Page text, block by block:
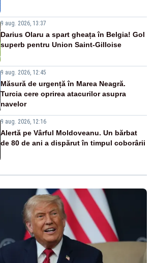
9 aug. 2026, 13:37
Darius Olaru a spart gheața în Belgia! Gol
superb pentru Union Saint-Gilloise
9 aug. 2026, 12:45
Măsură de urgență în Marea Neagră.
Turcia cere oprirea atacurilor asupra
navelor
9 aug. 2026, 12:16
Alertă pe Vârful Moldoveanu. Un bărbat
de 80 de ani a dispărut în timpul coborârii